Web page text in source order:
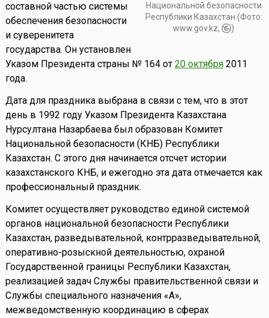
Национальной безопасности
Республики Казахстан (Фото:
www.gov.kz,
)
составной частью системы
обеспечения безопасности
и суверенитета
государства. Он установлен
Указом Президента страны № 164 от 20 октября2011
года.
Дата для праздника выбрана в связи с тем, что в этот
день в 1992 году Указом Президента Казахстана
Нурсултана Назарбаева был образован Комитет
Национальной безопасности (КНБ) Республики
Казахстан. С этого дня начинается отсчет истории
казахстанского КНБ, и ежегодно эта дата отмечается как
профессиональный праздник.
Комитет осуществляет руководство единой системой
органов национальной безопасности Республики
Казахстан, разведывательной, контрразведывательной,
оперативно-розыскной деятельностью, охраной
Государственной границы Республики Казахстан,
реализацией задач Службы правительственной связи и
Службы специального назначения «А»,
межведомственную координацию в сферах